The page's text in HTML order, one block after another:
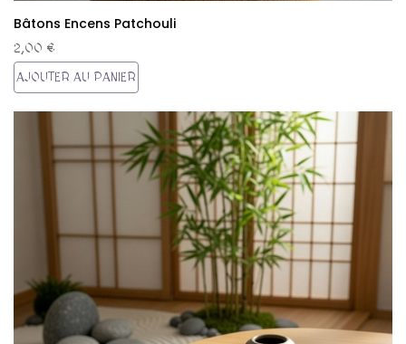
Bâtons Encens Patchouli
2,00 €
AJOUTER AU PANIER